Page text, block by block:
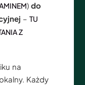
) do
– TU
Z
na
Każdy